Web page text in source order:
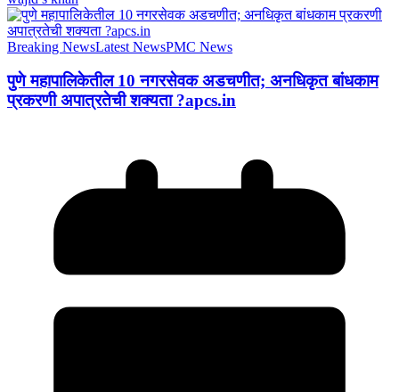
Breaking NewsLatest NewsPMC News
पुणे महापालिकेतील 10 नगरसेवक अडचणीत; अनधिकृत बांधकाम
प्रकरणी अपात्रतेची शक्यता ?apcs.in